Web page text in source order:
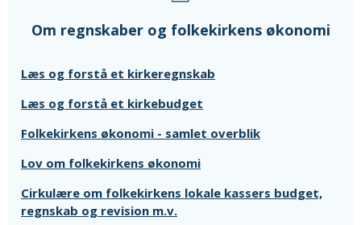
Om regnskaber og folkekirkens økonomi
Læs og forstå et kirkeregnskab
Læs og forstå et kirkebudget
Folkekirkens økonomi - samlet overblik
Lov om folkekirkens økonomi
Cirkulære om folkekirkens lokale kassers budget,
regnskab og revision m.v.